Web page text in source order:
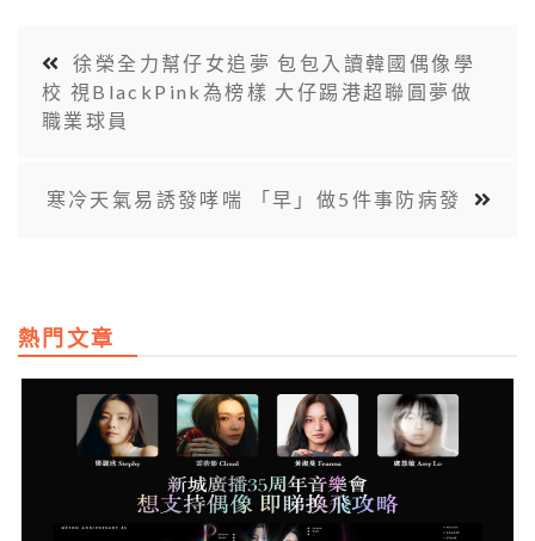
徐榮全力幫仔女追夢 包包入讀韓國偶像學
校 視BlackPink為榜樣 大仔踢港超聯圓夢做
職業球員
寒冷天氣易誘發哮喘 「早」做5件事防病發
熱門文章